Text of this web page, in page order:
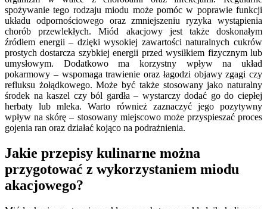
spożywanie tego rodzaju miodu może pomóc w poprawie funkcji
układu odpornościowego oraz zmniejszeniu ryzyka wystąpienia
chorób przewlekłych. Miód akacjowy jest także doskonałym
źródłem energii – dzięki wysokiej zawartości naturalnych cukrów
prostych dostarcza szybkiej energii przed wysiłkiem fizycznym lub
umysłowym. Dodatkowo ma korzystny wpływ na układ
pokarmowy – wspomaga trawienie oraz łagodzi objawy zgagi czy
refluksu żołądkowego. Może być także stosowany jako naturalny
środek na kaszel czy ból gardła – wystarczy dodać go do ciepłej
herbaty lub mleka. Warto również zaznaczyć jego pozytywny
wpływ na skórę – stosowany miejscowo może przyspieszać proces
gojenia ran oraz działać kojąco na podrażnienia.
Jakie przepisy kulinarne można
przygotować z wykorzystaniem miodu
akacjowego?